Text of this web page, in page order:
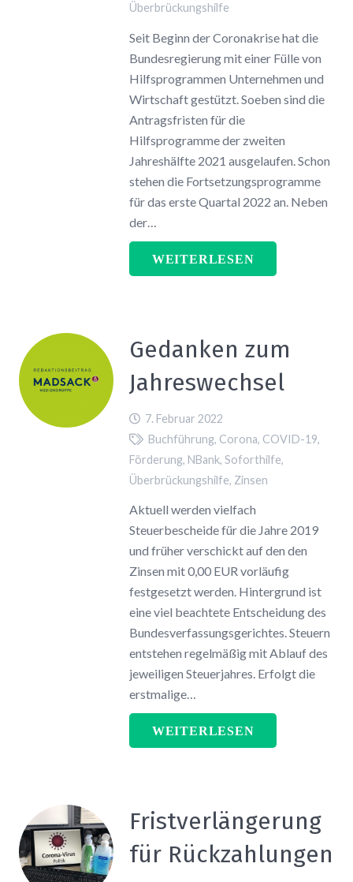
Überbrückungshilfe
Seit Beginn der Coronakrise hat die
Bundesregierung mit einer Fülle von
Hilfsprogrammen Unternehmen und
Wirtschaft gestützt. Soeben sind die
Antragsfristen für die
Hilfsprogramme der zweiten
Jahreshälfte 2021 ausgelaufen. Schon
stehen die Fortsetzungsprogramme
für das erste Quartal 2022 an. Neben
der…
WEITERLESEN
Gedanken zum
Jahreswechsel
7. Februar 2022
Buchführung, Corona, COVID-19,
Förderung, NBank, Soforthilfe,
Überbrückungshilfe, Zinsen
Aktuell werden vielfach
Steuerbescheide für die Jahre 2019
und früher verschickt auf den den
Zinsen mit 0,00 EUR vorläufig
festgesetzt werden. Hintergrund ist
eine viel beachtete Entscheidung des
Bundesverfassungsgerichtes. Steuern
entstehen regelmäßig mit Ablauf des
jeweiligen Steuerjahres. Erfolgt die
erstmalige…
WEITERLESEN
Fristverlängerung
für Rückzahlungen